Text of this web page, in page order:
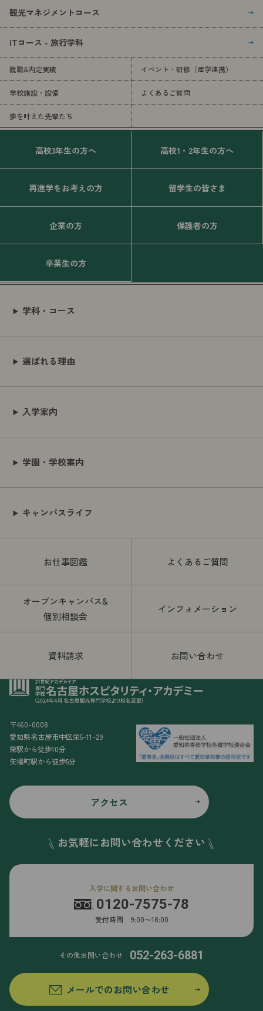
観光マネジメントコース
ITコース - 旅行学科
就職&内定実績 イベント・研修（産学連携）
学校施設・設備 よくあるご質問
夢を叶えた先輩たち
高校3年生の方へ 高校1・2年生の方へ
再進学をお考えの方 留学生の皆さま
企業の方 保護者の方
卒業生の方
学科・コース
選ばれる理由
入学案内
学園・学校案内
キャンパスライフ
お仕事図鑑 よくあるご質問
オープンキャンパス&
個別相談会
インフォメーション
資料請求 お問い合わせ
〒460-0008
愛知県名古屋市中区栄5-11-29
栄駅から徒歩10分
矢場町駅から徒歩5分
アクセス
お気軽にお問い合わせください
入学に関するお問い合わせ
0120-7575-78
受付時間 9:00〜18:00
その他お問い合わせ 052-263-6881
メールでのお問い合わせ